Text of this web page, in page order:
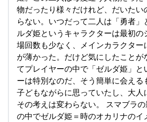
物だったり様々だけれど、だいたい
らない。いつだって二人は「勇者」
ルダ姫というキャラクターは最初の
場回数も少なく、メインカラクター
が薄かった。だけど気にしたことが
てプレイヤーの中で「ゼルダ姫」と
ーは特別なのだ、そう簡単に会える
子どもながらに思っていたし、大人
その考えは変わらない。 スマブラ
の中でゼルダ姫＝時のオカリナのイ